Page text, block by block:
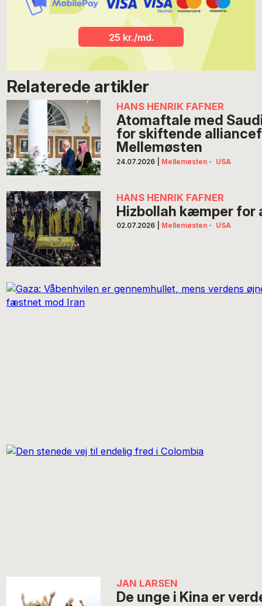
25 kr./md.
Relaterede artikler
HANS HENRIK FAFNER
Atomaftale med
for skiftende
Mellemøsten
24.07.2026 Mellemøsten · USA
HANS HENRIK FAFNER
Hizbollah kæmper for
02.07.2026 Mellemøsten · USA
JAN LARSEN
De unge i Kina er